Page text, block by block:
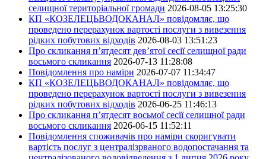
селищної територіальної громади 2026-08-05 13:25:30
КП «КОЗЕЛЕЦЬВОДОКАНАЛ» повідомляє, що
проведено перерахунок вартості послуги з вивезення
рідких побутових відходів 2026-08-03 13:51:23
Про скликання п’ятдесят дев’ятої сесії селищної ради
восьмого скликання 2026-07-13 11:28:08
Повідомлення про наміри 2026-07-07 11:34:47
КП «КОЗЕЛЕЦЬВОДОКАНАЛ» повідомляє, що
проведено перерахунок вартості послуги з вивезення
рідких побутових відходів 2026-06-25 11:46:13
Про скликання п’ятдесят восьмої сесії селищної ради
восьмого скликання 2026-06-15 11:52:11
Повідомлення споживачів про наміри скоригувати
вартість послуг з централізрваного водопостачання та